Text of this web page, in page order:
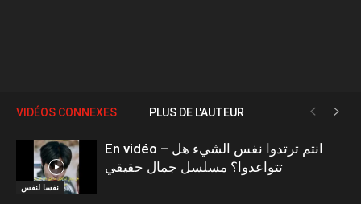
VIDÉOS CONNEXES PLUS DE L'AUTEUR
نفسا لنفس
En vidéo – انتم ترتدوا نفس الشيء هل
تتواعدوا؟ مسلسل جمال حقيقي